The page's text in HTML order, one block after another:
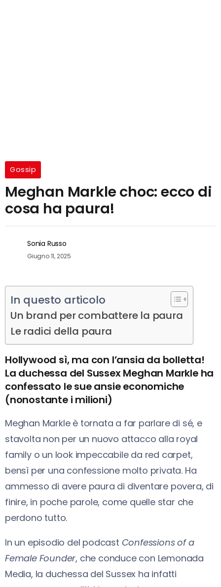
Gossip
Meghan Markle choc: ecco di
cosa ha paura!
Sonia Russo
Giugno 11, 2025
In questo articolo
Un brand per combattere la paura
Le radici della paura
Hollywood sì, ma con l’ansia da bolletta!
La duchessa del Sussex Meghan Markle ha
confessato le sue ansie economiche
(nonostante i milioni)
Meghan Markle è tornata a far parlare di sé, e
stavolta non per un nuovo attacco alla royal
family o un look impeccabile da red carpet,
bensì per una confessione molto privata. Ha
ammesso di avere paura di diventare povera, di
finire, in poche parole, come quelle star che
perdono tutto.
In un episodio del podcast Confessions of a
Female Founder, che conduce con Lemonada
Media, la duchessa del Sussex ha infatti